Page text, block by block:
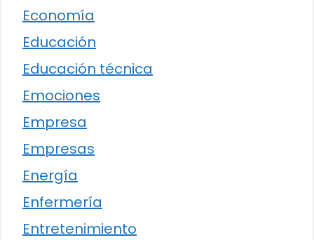
Economía
Educación
Educación técnica
Emociones
Empresa
Empresas
Energía
Enfermería
Entretenimiento